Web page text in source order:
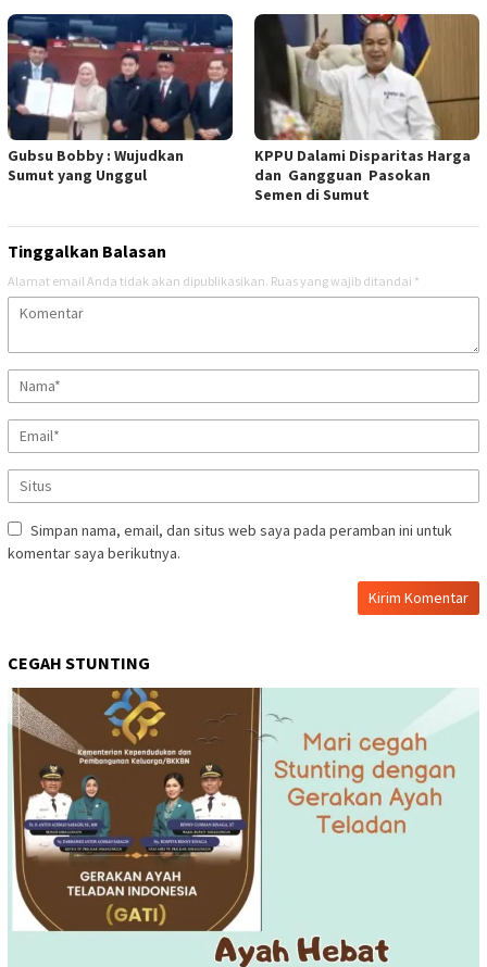
Gubsu Bobby : Wujudkan
Sumut yang Unggul
KPPU Dalami Disparitas Harga
dan Gangguan Pasokan
Semen di Sumut
Tinggalkan Balasan
Alamat email Anda tidak akan dipublikasikan. Ruas yang wajib ditandai *
Simpan nama, email, dan situs web saya pada peramban ini untuk
komentar saya berikutnya.
CEGAH STUNTING